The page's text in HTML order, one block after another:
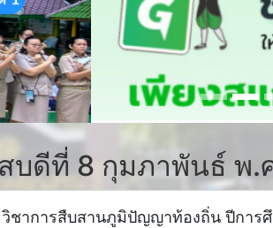
บดีที่ 8 กุมภาพันธ์ พ.
วิชาการสืบสานภูมิปัญญาท้องถิ่น ปีการ